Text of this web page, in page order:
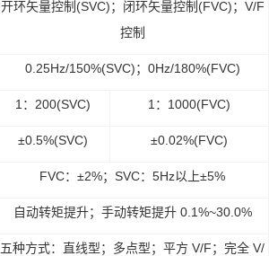
开环矢量控制(SVC)；闭环矢量控制(FVC)；V/F
控制
0.25Hz/150%(SVC)；0Hz/180%(FVC)
1：200(SVC) 1：1000(FVC)
±0.5%(SVC) ±0.02%(FVC)
FVC：±2%；SVC：5Hz以上±5%
自动转矩提升；手动转矩提升 0.1%~30.0%
五种方式：直线型；多点型；平方 V/F；完全 V/